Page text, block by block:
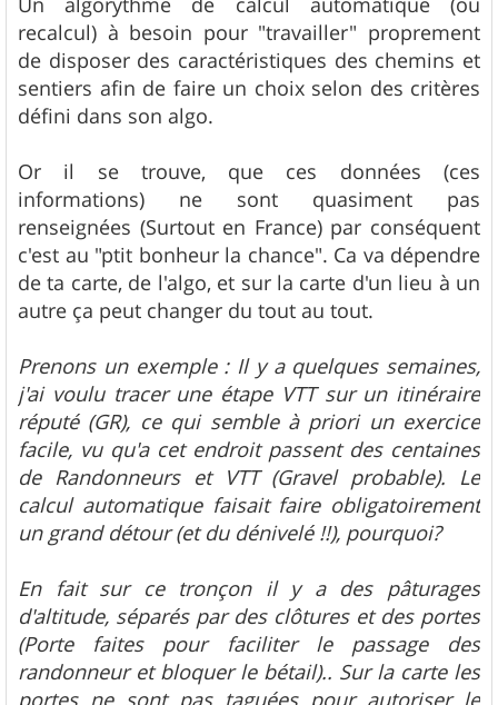
recalcul) à besoin pour "travailler" proprement
de disposer des caractéristiques des chemins et
sentiers afin de faire un choix selon des critères
défini dans son algo.
Or il se trouve, que ces données (ces
informations) ne sont quasiment pas
renseignées (Surtout en France) par conséquent
c'est au "ptit bonheur la chance". Ca va dépendre
de ta carte, de l'algo, et sur la carte d'un lieu à un
autre ça peut changer du tout au tout.
Prenons un exemple : Il y a quelques semaines,
j'ai voulu tracer une étape VTT sur un itinéraire
réputé (GR), ce qui semble à priori un exercice
facile, vu qu'a cet endroit passent des centaines
de Randonneurs et VTT (Gravel probable). Le
calcul automatique faisait faire obligatoirement
un grand détour (et du dénivelé !!), pourquoi?
En fait sur ce tronçon il y a des pâturages
d'altitude, séparés par des clôtures et des portes
(Porte faites pour faciliter le passage des
randonneur et bloquer le bétail).. Sur la carte les
portes ne sont pas taguées pour autoriser le